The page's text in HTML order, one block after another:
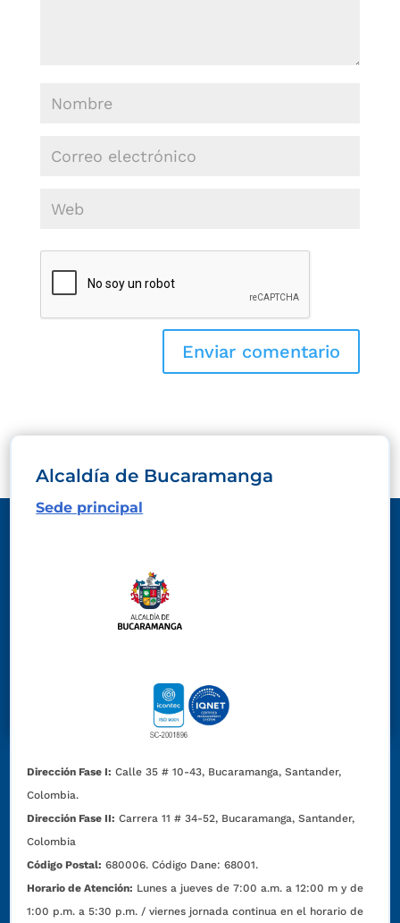
Alcaldía de Bucaramanga
Sede principal
Dirección Fase I: Calle 35 # 10-43, Bucaramanga, Santander,
Colombia.
Dirección Fase II: Carrera 11 # 34-52, Bucaramanga, Santander,
Colombia
Código Postal: 680006. Código Dane: 68001.
Horario de Atención: Lunes a jueves de 7:00 a.m. a 12:00 m y de
1:00 p.m. a 5:30 p.m. / viernes jornada continua en el horario de